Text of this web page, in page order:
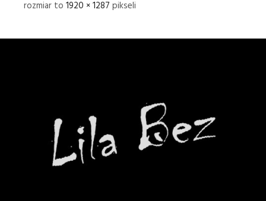
rozmiar to 1920 × 1287 pikseli